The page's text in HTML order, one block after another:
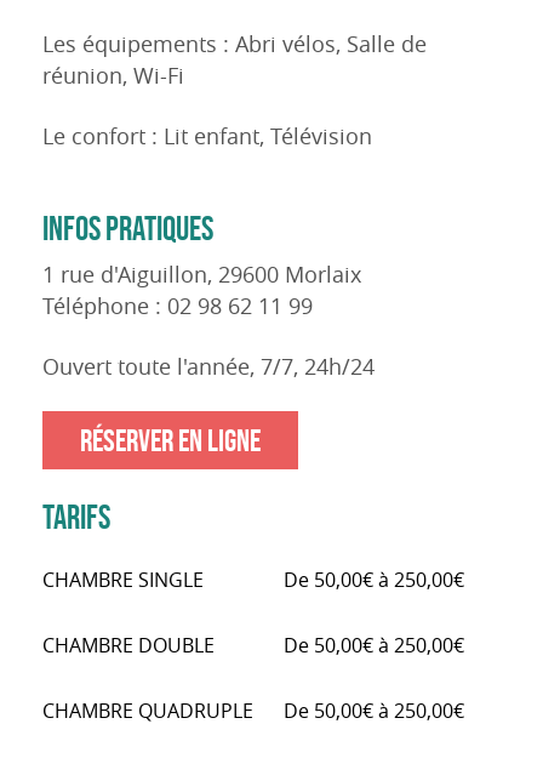
Les équipements : Abri vélos, Salle de
réunion, Wi-Fi
Le confort : Lit enfant, Télévision
INFOS PRATIQUES
1 rue d'Aiguillon, 29600 Morlaix
Téléphone : 02 98 62 11 99
Ouvert toute l'année, 7/7, 24h/24
RÉSERVER EN LIGNE
TARIFS
CHAMBRE SINGLE De 50,00€ à 250,00€
CHAMBRE DOUBLE De 50,00€ à 250,00€
CHAMBRE QUADRUPLE De 50,00€ à 250,00€